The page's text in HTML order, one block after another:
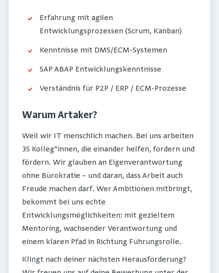
Erfahrung mit agilen
Entwicklungsprozessen (Scrum, Kanban)
Kenntnisse mit DMS/ECM-Systemen
SAP ABAP Entwicklungskenntnisse
Verständnis für P2P / ERP / ECM-Prozesse
Warum Artaker?
Weil wir IT menschlich machen. Bei uns arbeiten
35 Kolleg*innen, die einander helfen, fordern und
fördern. Wir glauben an Eigenverantwortung
ohne Bürokratie – und daran, dass Arbeit auch
Freude machen darf. Wer Ambitionen mitbringt,
bekommt bei uns echte
Entwicklungsmöglichkeiten: mit gezieltem
Mentoring, wachsender Verantwortung und
einem klaren Pfad in Richtung Führungsrolle.
Klingt nach deiner nächsten Herausforderung?